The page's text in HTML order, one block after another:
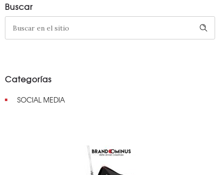
Buscar
Categorías
SOCIAL MEDIA